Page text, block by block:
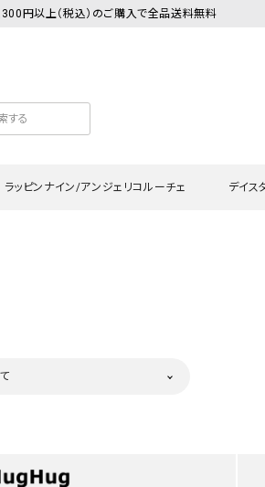
円以上（税込）のご購入で全品送料無料
ラッピンナイン/アンジェリコルーチェ デイス